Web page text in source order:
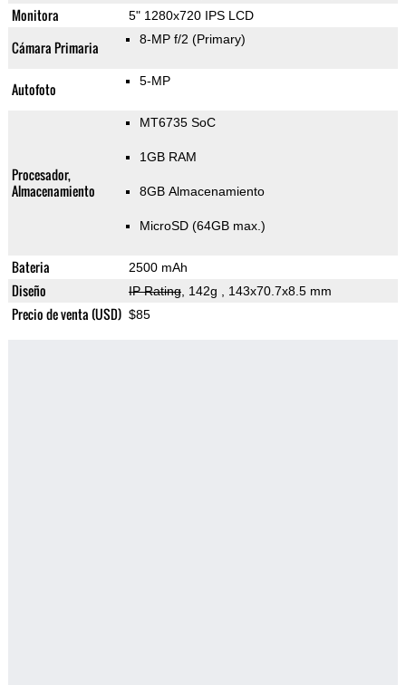
Monitora 5" 1280x720 IPS LCD
Cámara Primaria 8-MP f/2 (Primary)
Autofoto 5-MP
Procesador,
Almacenamiento
MT6735 SoC
1GB RAM
8GB Almacenamiento
MicroSD (64GB max.)
Bateria 2500 mAh
Diseño IP Rating, 142g , 143x70.7x8.5 mm
Precio de venta (USD) $85